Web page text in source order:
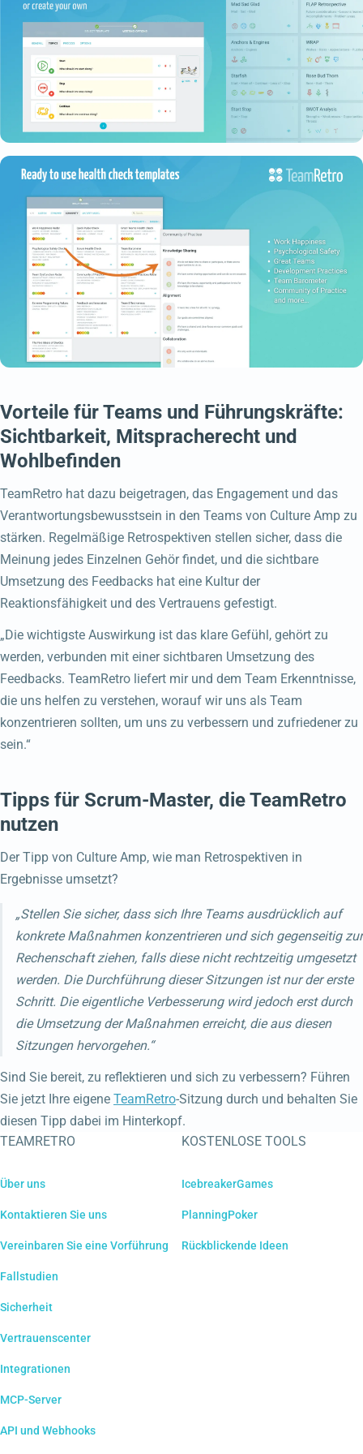
Vorteile für Teams und Führungskräfte:
Sichtbarkeit, Mitspracherecht und
Wohlbefinden
TeamRetro hat dazu beigetragen, das Engagement und das
Verantwortungsbewusstsein in den Teams von Culture Amp zu
stärken. Regelmäßige Retrospektiven stellen sicher, dass die
Meinung jedes Einzelnen Gehör findet, und die sichtbare
Umsetzung des Feedbacks hat eine Kultur der
Reaktionsfähigkeit und des Vertrauens gefestigt.
„Die wichtigste Auswirkung ist das klare Gefühl, gehört zu
werden, verbunden mit einer sichtbaren Umsetzung des
Feedbacks. TeamRetro liefert mir und dem Team Erkenntnisse,
die uns helfen zu verstehen, worauf wir uns als Team
konzentrieren sollten, um uns zu verbessern und zufriedener zu
sein.“
Tipps für Scrum-Master, die TeamRetro
nutzen
Der Tipp von Culture Amp, wie man Retrospektiven in
Ergebnisse umsetzt?
„Stellen Sie sicher, dass sich Ihre Teams ausdrücklich auf
konkrete Maßnahmen konzentrieren und sich gegenseitig zur
Rechenschaft ziehen, falls diese nicht rechtzeitig umgesetzt
werden. Die Durchführung dieser Sitzungen ist nur der erste
Schritt. Die eigentliche Verbesserung wird jedoch erst durch
die Umsetzung der Maßnahmen erreicht, die aus diesen
Sitzungen hervorgehen.“
Sind Sie bereit, zu reflektieren und sich zu verbessern? Führen
Sie jetzt Ihre eigene TeamRetro-Sitzung durch und behalten Sie
diesen Tipp dabei im Hinterkopf.
TEAMRETRO
Über uns
Kontaktieren Sie uns
Vereinbaren Sie eine Vorführung
Fallstudien
Sicherheit
Vertrauenscenter
Integrationen
MCP-Server
API und Webhooks
KOSTENLOSE TOOLS
IcebreakerGames
PlanningPoker
Rückblickende Ideen